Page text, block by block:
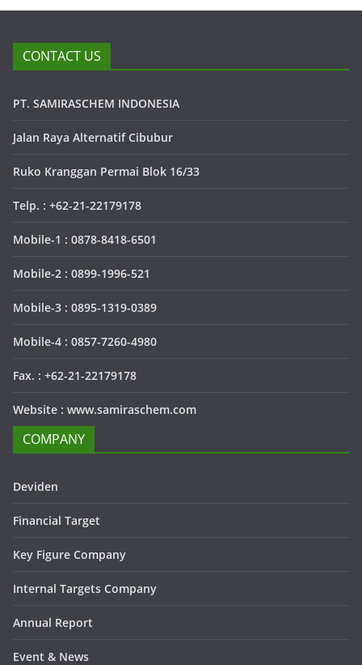
CONTACT US
PT. SAMIRASCHEM INDONESIA
Jalan Raya Alternatif Cibubur
Ruko Kranggan Permai Blok 16/33
Telp. : +62-21-22179178
Mobile-1 : 0878-8418-6501
Mobile-2 : 0899-1996-521
Mobile-3 : 0895-1319-0389
Mobile-4 : 0857-7260-4980
Fax. : +62-21-22179178
Website : www.samiraschem.com
COMPANY
Deviden
Financial Target
Key Figure Company
Internal Targets Company
Annual Report
Event & News